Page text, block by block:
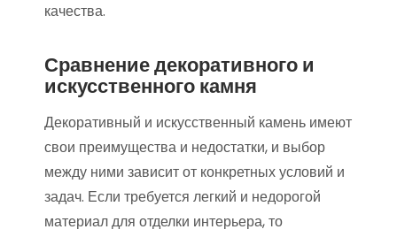
качества.
Сравнение декоративного и
искусственного камня
Декоративный и искусственный камень имеют
свои преимущества и недостатки, и выбор
между ними зависит от конкретных условий и
задач. Если требуется легкий и недорогой
материал для отделки интерьера, то